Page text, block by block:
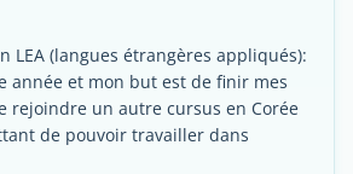
LEA (langues étrangères appliqués):
année et mon but est de finir mes
rejoindre un autre cursus en Corée
de pouvoir travailler dans